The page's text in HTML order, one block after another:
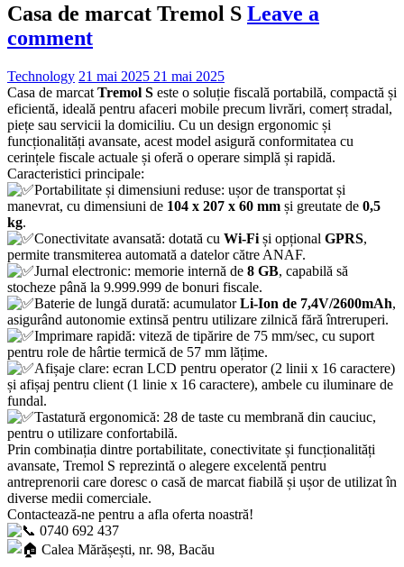
Casa de marcat Tremol S Leave a
comment
Technology 21 mai 2025 21 mai 2025
Casa de marcat Tremol S este o soluție fiscală portabilă, compactă și
eficientă, ideală pentru afaceri mobile precum livrări, comerț stradal,
piețe sau servicii la domiciliu. Cu un design ergonomic și
funcționalități avansate, acest model asigură conformitatea cu
cerințele fiscale actuale și oferă o operare simplă și rapidă.
Caracteristici principale:
Portabilitate și dimensiuni reduse: ușor de transportat și
manevrat, cu dimensiuni de 104 x 207 x 60 mm și greutate de 0,5
kg.
Conectivitate avansată: dotată cu Wi-Fi și opțional GPRS,
permite transmiterea automată a datelor către ANAF.
Jurnal electronic: memorie internă de 8 GB, capabilă să
stocheze până la 9.999.999 de bonuri fiscale.
Baterie de lungă durată: acumulatorLi-Ion de 7,4V/2600mAh,
asigurând autonomie extinsă pentru utilizare zilnică fără întreruperi.
Imprimare rapidă: viteză de tipărire de 75 mm/sec, cu suport
pentru role de hârtie termică de 57 mm lățime.
Afișaje clare: ecran LCD pentru operator (2 linii x 16 caractere)
și afișaj pentru client (1 linie x 16 caractere), ambele cu iluminare de
fundal.
Tastatură ergonomică: 28 de taste cu membrană din cauciuc,
pentru o utilizare confortabilă.
Prin combinația dintre portabilitate, conectivitate și funcționalități
avansate, Tremol S reprezintă o alegere excelentă pentru
antreprenorii care doresc o casă de marcat fiabilă și ușor de utilizat în
diverse medii comerciale.
Contactează-ne pentru a afla oferta noastră!
0740 692 437
Calea Mărășești, nr. 98, Bacău